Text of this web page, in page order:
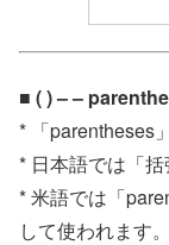
■ ( ) – –
* 「parentheses
* 日本語では「括
* 米語では「
して使われます。